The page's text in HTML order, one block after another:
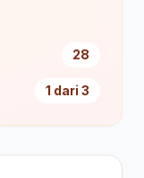
28
1 dari 3